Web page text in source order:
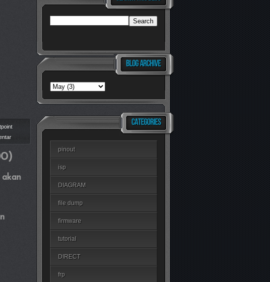
pinout
isp
DIAGRAM
file dump
firmware
tutorial
DIRECT
frp